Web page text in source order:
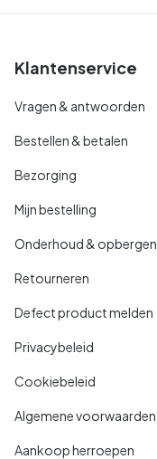
Klantenservice
Vragen & antwoorden
Bestellen & betalen
Bezorging
Mijn bestelling
Onderhoud & opbergen
Retourneren
Defect product melden
Privacybeleid
Cookiebeleid
Algemene voorwaarden
Aankoop herroepen